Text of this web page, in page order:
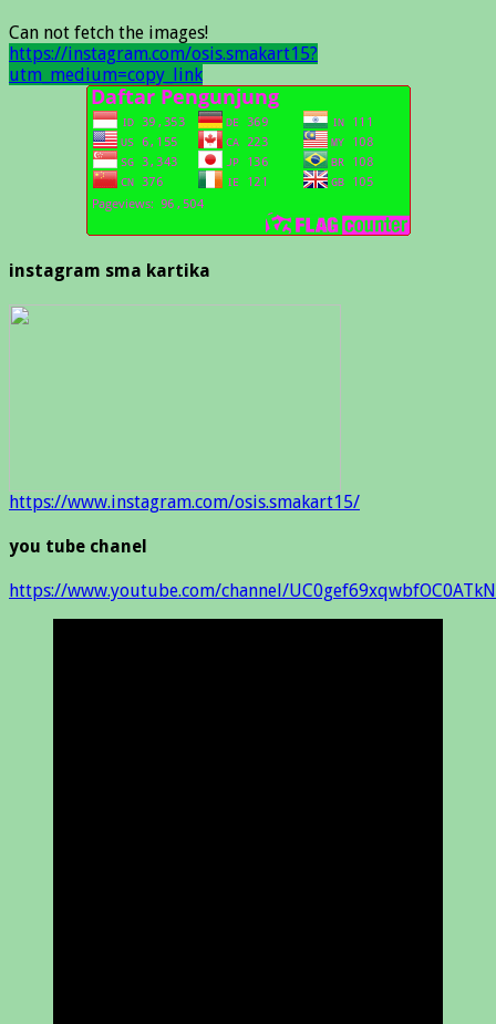
Can not fetch the images!
https://instagram.com/osis.smakart15?
utm_medium=copy_link
instagram sma kartika
https://www.instagram.com/osis.smakart15/
you tube chanel
https://www.youtube.com/channel/